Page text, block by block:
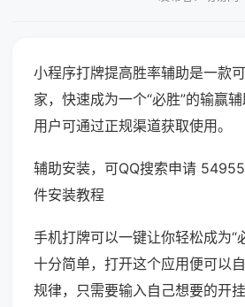
小程序打牌提高胜率辅助是一款
家，快速成为一个“必胜”的输赢
用户可通过正规渠道获取使用。
辅助安装，可QQ搜索申请
件安装教程
手机打牌可以一键让你轻松成为“
十分简单，打开这个应用便可以
规律，只需要输入自己想要的开